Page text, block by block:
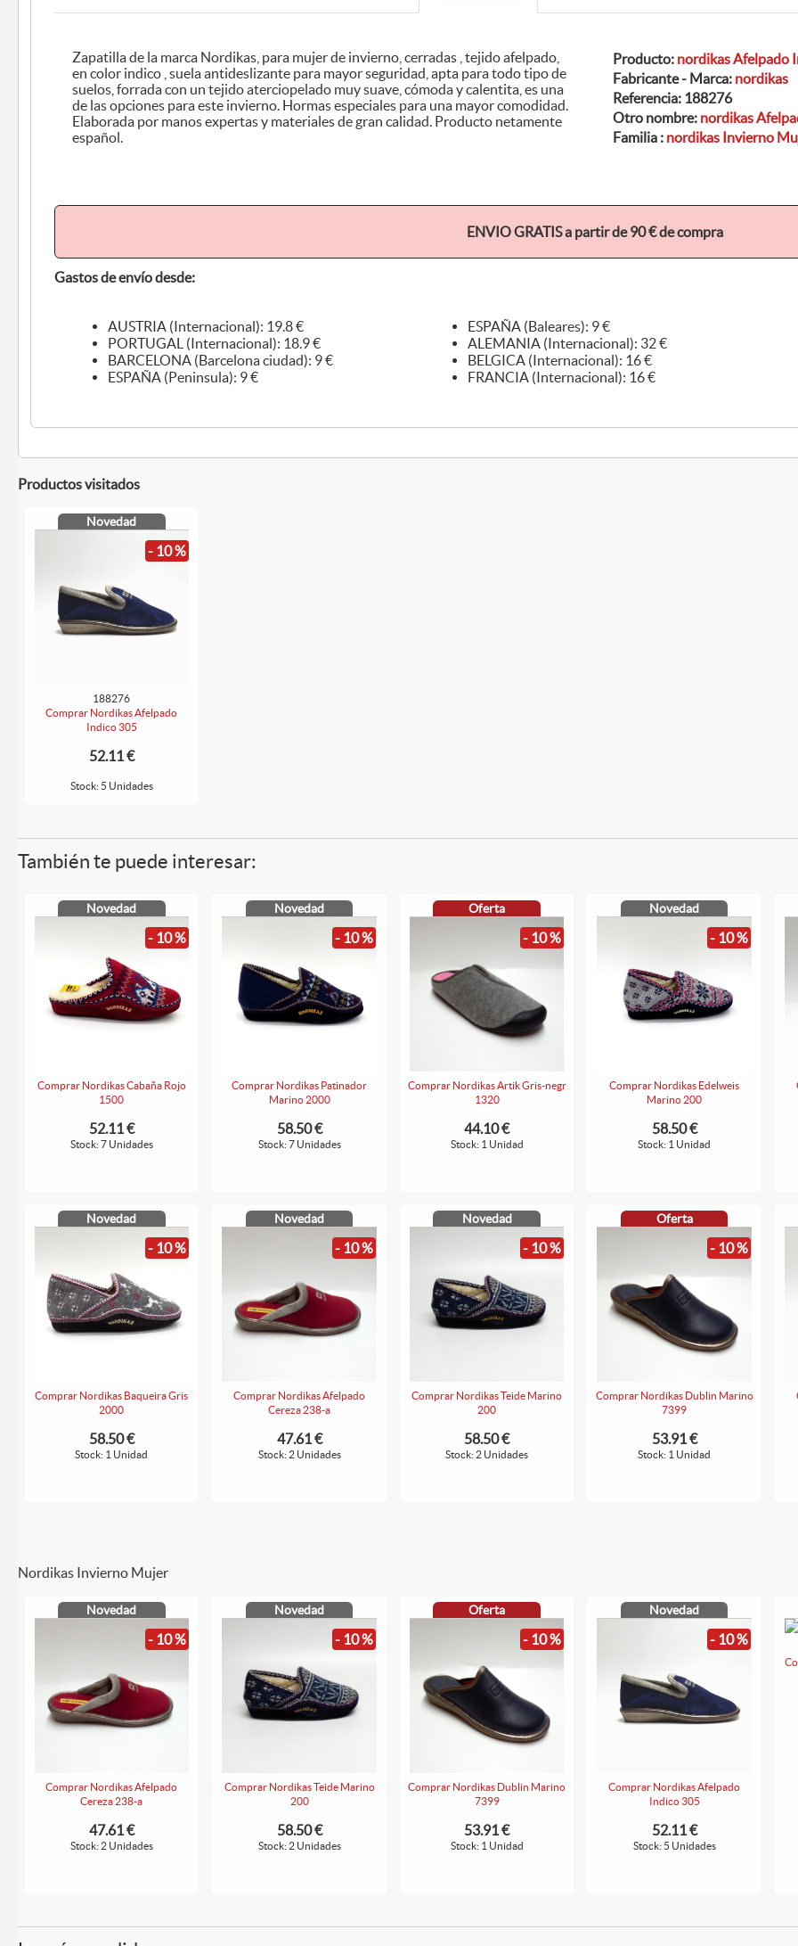
Zapatilla de la marca Nordikas, para mujer de invierno, cerradas , tejido afelpado,
en color indico , suela antideslizante para mayor seguridad, apta para todo tipo de
suelos, forrada con un tejido aterciopelado muy suave, cómoda y calentita, es una
de las opciones para este invierno. Hormas especiales para una mayor comodidad.
Elaborada por manos expertas y materiales de gran calidad. Producto netamente
español.
Producto: nordikas Afelpado
Fabricante - Marca: nordikas
Referencia: 188276
Otro nombre: nordikas
Familia : nordikas Invierno
ENVIO GRATIS a partir de 90 € de compra
Gastos de envío desde:
AUSTRIA (Internacional): 19.8 €
PORTUGAL (Internacional): 18.9 €
BARCELONA (Barcelona ciudad): 9 €
ESPAÑA (Peninsula): 9 €
ESPAÑA (Baleares): 9 €
ALEMANIA (Internacional): 32 €
BELGICA (Internacional): 16 €
FRANCIA (Internacional): 16 €
Productos visitados
Novedad
- 10 %
188276
Comprar Nordikas Afelpado
Indico 305
52.11 €
Stock: 5 Unidades
También te puede interesar:
Novedad
- 10 %
Comprar Nordikas Cabaña Rojo
1500
52.11 €
Stock: 7 Unidades
Novedad
- 10 %
Comprar Nordikas Patinador
Marino 2000
58.50 €
Stock: 7 Unidades
Oferta
- 10 %
Comprar Nordikas Artik Gris-negr
1320
44.10 €
Stock: 1 Unidad
Novedad
- 10 %
Comprar Nordikas Edelweis
Marino 200
58.50 €
Stock: 1 Unidad
Novedad
- 10 %
Comprar Nordikas Baqueira Gris
2000
58.50 €
Stock: 1 Unidad
Novedad
- 10 %
Comprar Nordikas Afelpado
Cereza 238-a
47.61 €
Stock: 2 Unidades
Novedad
- 10 %
Comprar Nordikas Teide Marino
200
58.50 €
Stock: 2 Unidades
Oferta
- 10 %
Comprar Nordikas Dublin Marino
7399
53.91 €
Stock: 1 Unidad
Nordikas Invierno Mujer
Novedad
- 10 %
Comprar Nordikas Afelpado
Cereza 238-a
47.61 €
Stock: 2 Unidades
Novedad
- 10 %
Comprar Nordikas Teide Marino
200
58.50 €
Stock: 2 Unidades
Oferta
- 10 %
Comprar Nordikas Dublin Marino
7399
53.91 €
Stock: 1 Unidad
Novedad
- 10 %
Comprar Nordikas Afelpado
Indico 305
52.11 €
Stock: 5 Unidades